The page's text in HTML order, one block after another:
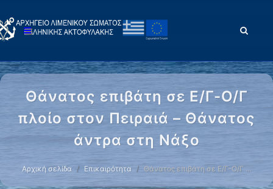
Θάνατος επιβάτη σε Ε/Γ-Ο/Γ
πλοίο στον Πειραιά – Θάνατος
άντρα στη Νάξο
Αρχική σελίδα Επικαιρότητα Θάνατος επιβάτη σε Ε/Γ-Ο/Γ …